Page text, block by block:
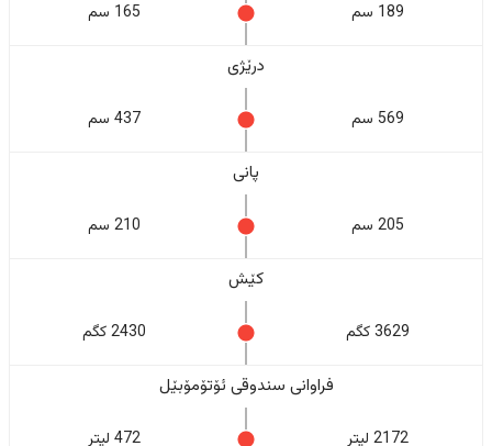
189 سم 165 سم
درێژی
569 سم 437 سم
پانی
205 سم 210 سم
کێش
3629 کگم 2430 کگم
فراوانی سندوقی ئۆتۆمۆبێل
2172 لیتر 472 لیتر